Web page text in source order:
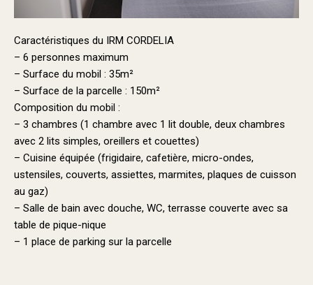
Caractéristiques du IRM CORDELIA
– 6 personnes maximum
– Surface du mobil : 35m²
– Surface de la parcelle : 150m²
Composition du mobil :
– 3 chambres (1 chambre avec 1 lit double, deux chambres
avec 2 lits simples, oreillers et couettes)
– Cuisine équipée (frigidaire, cafetière, micro-ondes,
ustensiles, couverts, assiettes, marmites, plaques de cuisson
au gaz)
– Salle de bain avec douche, WC, terrasse couverte avec sa
table de pique-nique
– 1 place de parking sur la parcelle